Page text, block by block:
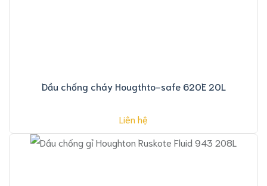
Dầu chống cháy Hougthto-safe 620E 20L
Liên hệ